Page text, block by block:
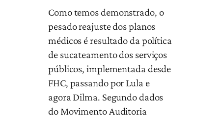
Como temos demonstrado, o
pesado reajuste dos planos
médicos é resultado da política
de sucateamento dos serviços
públicos, implementada desde
FHC, passando por Lula e
agora Dilma. Segundo dados
do Movimento Auditoria